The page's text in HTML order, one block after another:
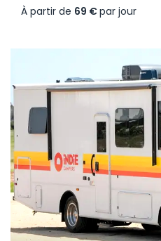
À partir de 69 €par jour